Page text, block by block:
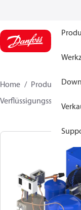
Home Produkte
Verflüssigungssätze